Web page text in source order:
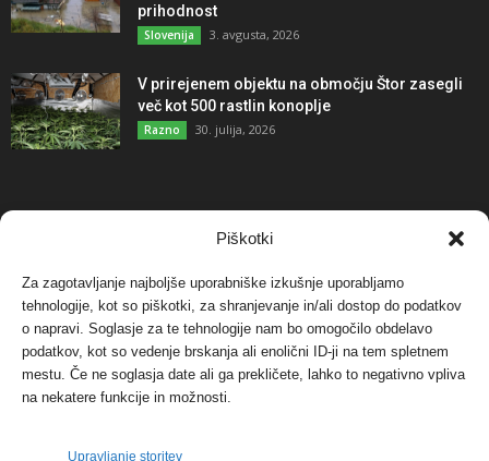
Piškotki
Za zagotavljanje najboljše uporabniške izkušnje uporabljamo
tehnologije, kot so piškotki, za shranjevanje in/ali dostop do podatkov
o napravi. Soglasje za te tehnologije nam bo omogočilo obdelavo
podatkov, kot so vedenje brskanja ali enolični ID-ji na tem spletnem
mestu. Če ne soglasja date ali ga prekličete, lahko to negativno vpliva
na nekatere funkcije in možnosti.
Upravljanje storitev
prihodnost
Slovenija 3. avgusta, 2026
V prirejenem objektu na območju Štor zasegli
več kot 500 rastlin konoplje
Razno 30. julija, 2026
NAJBOLJ KOMENTIRANO
Protest proti vetrnim elektrarnam na Ojstrici, v
svetu pa vedno bolj...
Dogodki 12. maja, 2017
Tožilstvo v Celovcu v korist elektrarnam
Verbund